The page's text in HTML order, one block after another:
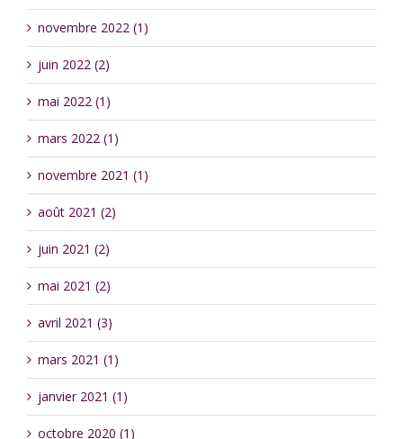
novembre 2022 (1)
juin 2022 (2)
mai 2022 (1)
mars 2022 (1)
novembre 2021 (1)
août 2021 (2)
juin 2021 (2)
mai 2021 (2)
avril 2021 (3)
mars 2021 (1)
janvier 2021 (1)
octobre 2020 (1)